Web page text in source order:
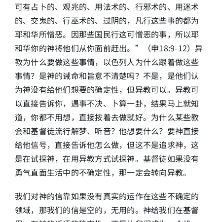
可有占卜的、观兆的、用法术的、行邪术的、用迷术
的、交鬼的、行巫术的、过阴的，凡行这些事的都为
耶和华所憎恶。因那些国民行这可憎恶的事，所以耶
和华你的神将他们从你面前赶出。”（申18:9-12）异
教为什么要做这些事情，以色列人为什么跟着做这些
事情？是神的诫命和旨意不清楚吗？不是，是他们认
为神没有给他们想要的确定性，但异教可以。异教可
以直接告诉你，遇事不决、卜算一卦，结果马上就知
道，你都不用想，直接按着去做就好。为什么某些教
会和基督徒流行解梦、听音？他想要什么？要神直接
给他信号，直接告诉他怎么做，但这不是追求神，这
是在试探神，在用异教方式试探神。基督徒如果没有
勇气直面生活中的不确定性，那一定会转向异教。
我们对神的信靠如果没有真实的运作在这些不确定的
领域，那我们的信是空的，无用的。神给我们在基督